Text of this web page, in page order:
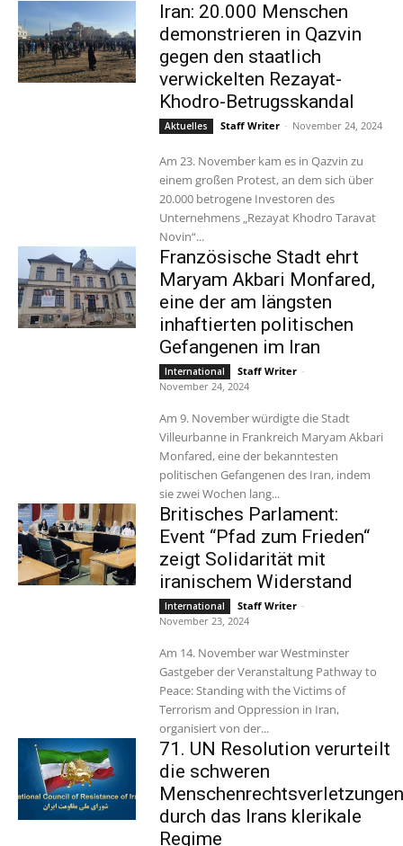
Iran: 20.000 Menschen
demonstrieren in Qazvin
gegen den staatlich
verwickelten Rezayat-
Khodro-Betrugsskandal
Aktuelles Staff Writer - November 24, 2024
Am 23. November kam es in Qazvin zu
einem großen Protest, an dem sich über
20.000 betrogene Investoren des
Unternehmens „Rezayat Khodro Taravat
Novin“...
Französische Stadt ehrt
Maryam Akbari Monfared,
eine der am längsten
inhaftierten politischen
Gefangenen im Iran
International Staff Writer -
November 24, 2024
Am 9. November würdigte die Stadt
Villeurbanne in Frankreich Maryam Akbari
Monfared, eine der bekanntesten
politischen Gefangenen des Iran, indem
sie zwei Wochen lang...
Britisches Parlament:
Event “Pfad zum Frieden“
zeigt Solidarität mit
iranischem Widerstand
International Staff Writer -
November 23, 2024
Am 14. November war Westminster
Gastgeber der Veranstaltung Pathway to
Peace: Standing with the Victims of
Terrorism and Oppression in Iran,
organisiert von der...
71. UN Resolution verurteilt
die schweren
Menschenrechtsverletzungen
durch das Irans klerikale
Regime